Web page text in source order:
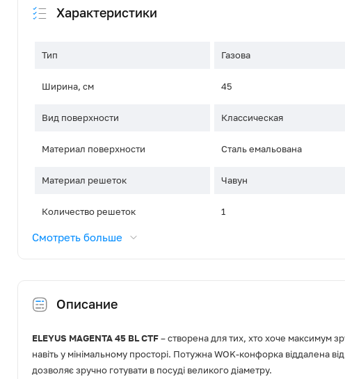
Характеристики
Тип Газова
Ширина, см 45
Вид поверхности Классическая
Материал поверхности Сталь емальована
Материал решеток Чавун
Количество решеток 1
Управление
Газ-контроль
Электроподжиг Автоматический (в ручке)
Количество конфорок 3
Смотреть больше
Описание
ELEYUS MAGENTA 45 BL CTF– створена для тих, хто хоче максимум
навіть у мінімальному просторі. Потужна WOK-конфорка віддалена
дозволяє зручно готувати в посуді великого діаметру.